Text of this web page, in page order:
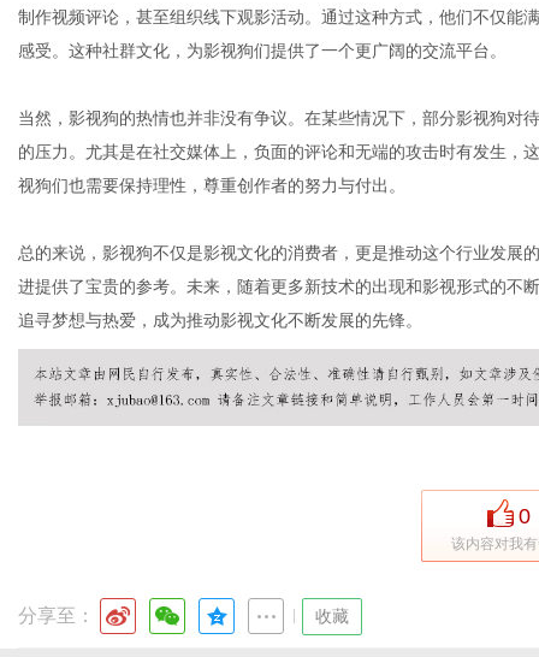
制作视频评论，甚至组织线下观影活动。通过这种方式，他们不仅能
感受。这种社群文化，为影视狗们提供了一个更广阔的交流平台。
当然，影视狗的热情也并非没有争议。在某些情况下，部分影视狗对
的压力。尤其是在社交媒体上，负面的评论和无端的攻击时有发生，
视狗们也需要保持理性，尊重创作者的努力与付出。
总的来说，影视狗不仅是影视文化的消费者，更是推动这个行业发展
进提供了宝贵的参考。未来，随着更多新技术的出现和影视形式的不
追寻梦想与热爱，成为推动影视文化不断发展的先锋。
0
该内容对我
分享至： 收藏